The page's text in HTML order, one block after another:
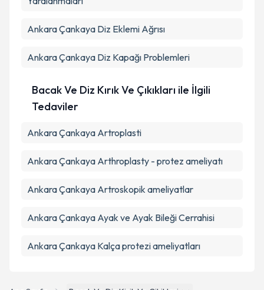
Ankara Çankaya Diz Eklemi Ağrısı
Ankara Çankaya Diz Kapağı Problemleri
Bacak Ve Diz Kırık Ve Çıkıkları ile İlgili
Tedaviler
Ankara Çankaya Artroplasti
Ankara Çankaya Arthroplasty - protez ameliyatı
Ankara Çankaya Artroskopik ameliyatlar
Ankara Çankaya Ayak ve Ayak Bileği Cerrahisi
Ankara Çankaya Kalça protezi ameliyatları